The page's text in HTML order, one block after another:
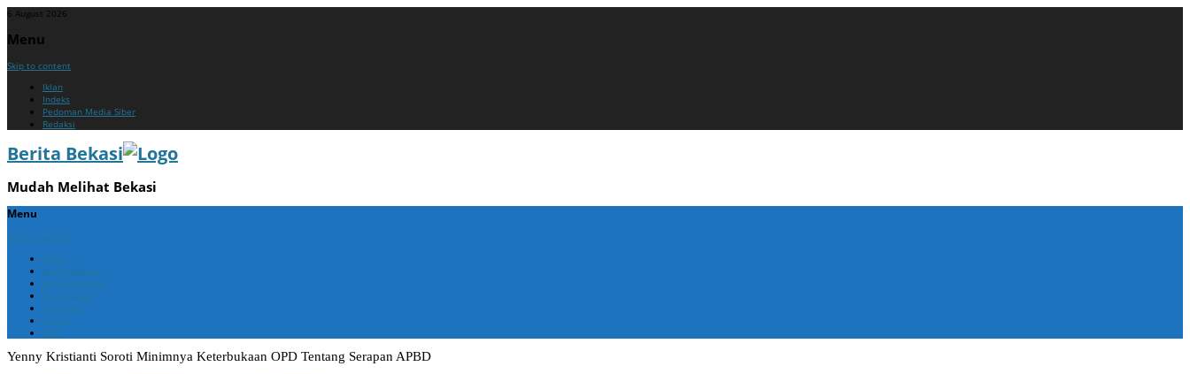
6 August 2026
Menu
Skip to content
Iklan
Indeks
Pedoman Media Siber
Redaksi
Berita Bekasi
Mudah Melihat Bekasi
Menu
Skip to content
Home
Berita Bekasi
Berita Cikarang
Berita Jabar
Nasional
Politik
ADV
Yenny Kristianti Soroti Minimnya Keterbukaan OPD Tentang Serapan APBD